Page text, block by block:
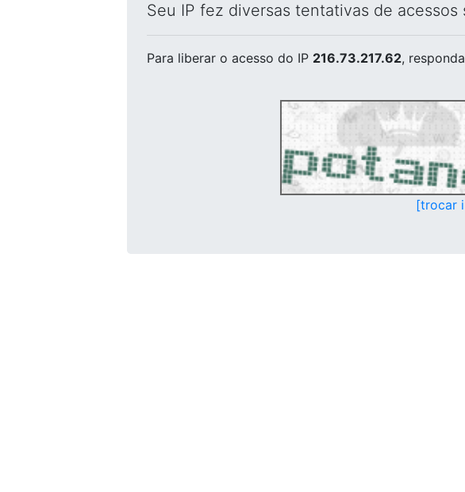
Seu IP fez diversas tentativas de
Para liberar o acesso do IP 216.73.217.62,
[trocar